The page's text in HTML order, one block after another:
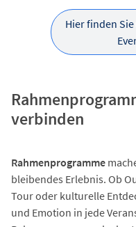
Hier finden
verbinden
Rahmenprogramme
bleibendes Erlebnis. Ob
Tour oder kulturelle
und Emotion in jede